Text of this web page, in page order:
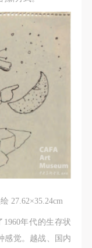
27.62×35.24cm
年代的生存状
感觉。越战、国内
，甲乙双方就
致协议：
自愿将自己的
律规定的用
具有标志
。中央美术学
放、自由、学
机构、艺术家
究为基础，积
以及社会公众
为一家公益性
和公益性为
，甲乙双方就
致协议：
自愿将自己的
律规定的用
具有标志
。中央美术学
放、自由、学
机构、艺术家
究为基础，积
以及社会公众
为一家公益性
和公益性为
，甲乙双方就
致协议：
自愿将自己的
律规定的用
具有标志
。中央美术学
放、自由、学
机构、艺术家
究为基础，积
以及社会公众
为一家公益性
和公益性为